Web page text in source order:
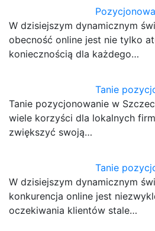
W dzisiejszym dynamicznym
obecność online jest nie tylko
koniecznością dla każdego…
Tanie
Tanie pozycjonowanie w
wiele korzyści dla lokalnych
zwiększyć swoją…
Tanie
W dzisiejszym dynamicznym
konkurencja online jest
oczekiwania klientów stale…